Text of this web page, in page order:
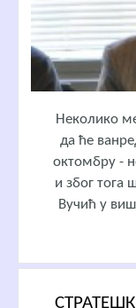
Неколико
да ће
октомбру -
и због тога
Вучић у